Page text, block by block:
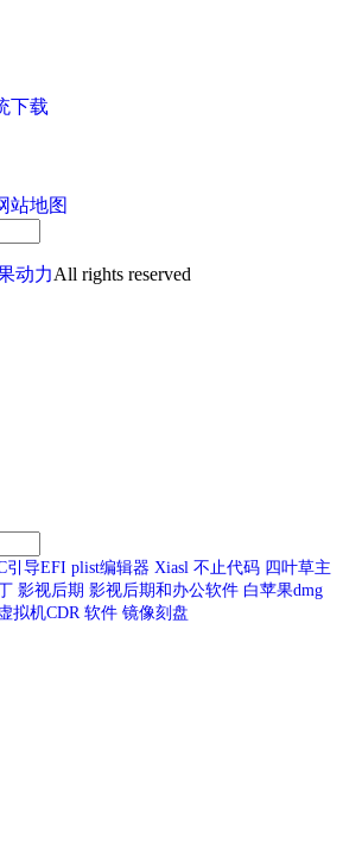
下载
站地图
动力All rights reserved
引导EFI plist编辑器 Xiasl 不止代码 四叶草主
影视后期 影视后期和办公软件 白苹果dmg
拟机CDR 软件 镜像刻盘